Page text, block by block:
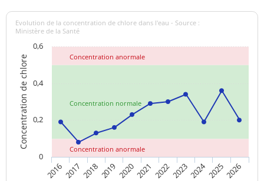
Concentration normale
Concentration anormale
Concentration anormale
Concentration de chlore
Evolution de la concentration de chlore dans l'eau - Source :
Ministère de la Santé
20162017 2018201920202021 20222023202420252026
0
0,2
0,4
0,6